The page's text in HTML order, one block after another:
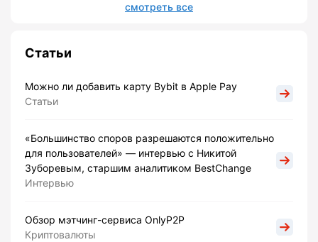
смотреть все
Статьи
Можно ли добавить карту Bybit в Apple Pay
Статьи
«Большинство споров разрешаются положительно
для пользователей» — интервью с Никитой
Зуборевым, старшим аналитиком BestChange
Интервью
Обзор мэтчинг-сервиса OnlyP2P
Криптовалюты